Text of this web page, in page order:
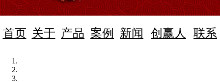
首页 关于 产品 案例 新闻 创赢人 联系